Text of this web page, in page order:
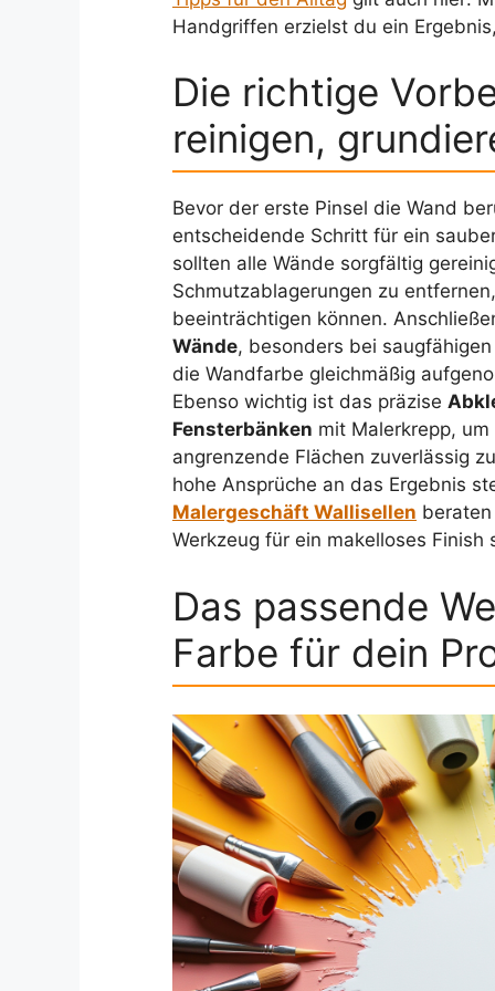
Handgriffen erzielst du ein
Die richtige
reinigen,
Bevor der erste Pinsel die Wand
entscheidende Schritt für ein
sollten alle Wände sorgfältig
Schmutzablagerungen zu
beeinträchtigen können.
Wände, besonders bei
die Wandfarbe gleichmäßig
Ebenso wichtig ist das präzise
Fensterbänken mit Malerkrepp,
angrenzende Flächen zuverlässig
hohe Ansprüche an das Ergebnis
Malergeschäft Wallisellen
Werkzeug für ein makelloses Finish
Das passende
Farbe für dein